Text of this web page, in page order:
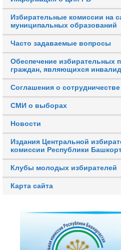
Избирательные комиссии на
муниципальных образований
Часто задаваемые вопросы
Обеспечение избирательных
граждан, являющихся
Соглашения о сотрудничестве
СМИ о выборах
Новости
Издания Центральной
комиссии Республики
Клубы молодых избирателей
Карта сайта